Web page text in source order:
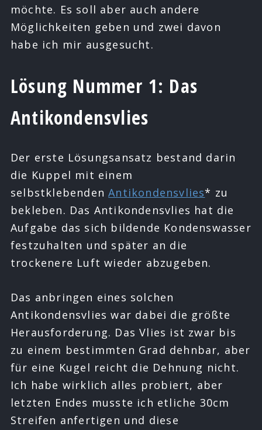
möchte. Es soll aber auch andere
Möglichkeiten geben und zwei davon
habe ich mir ausgesucht.
Lösung Nummer 1: Das
Antikondensvlies
Der erste Lösungsansatz bestand darin
die Kuppel mit einem
selbstklebendenAntikondensvlies* zu
bekleben. Das Antikondensvlies hat die
Aufgabe das sich bildende Kondenswasser
festzuhalten und später an die
trockenere Luft wieder abzugeben.
Das anbringen eines solchen
Antikondensvlies war dabei die größte
Herausforderung. Das Vlies ist zwar bis
zu einem bestimmten Grad dehnbar, aber
für eine Kugel reicht die Dehnung nicht.
Ich habe wirklich alles probiert, aber
letzten Endes musste ich etliche 30cm
Streifen anfertigen und diese